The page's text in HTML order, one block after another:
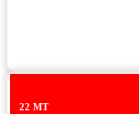
22 MT